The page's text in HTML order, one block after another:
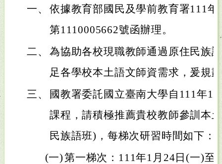
一、 依據教育部國民及學前教育署111
第1110005662號函辦理。
二、 為協助各校現職教師通過原住民族
足各學校本土語文師資需求，爰規
三、
國教署委託國立臺南大學自111年1
課程，請積極推薦貴校教師參訓本
民族語班)，每梯次研習時間如下：
(一)第一梯次：111年1月24日(一)至